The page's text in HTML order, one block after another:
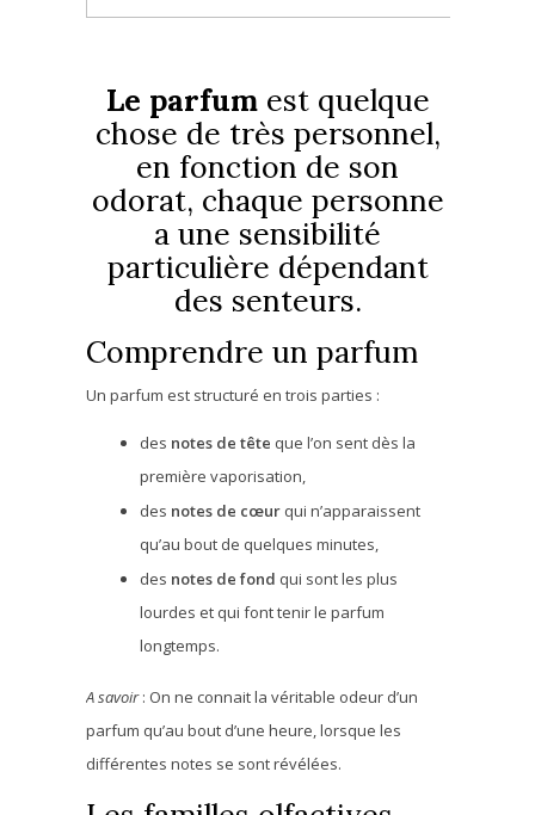
Le parfumest quelque
chose de très personnel,
en fonction de son
odorat, chaque personne
a une sensibilité
particulière dépendant
des senteurs.
Comprendre un parfum
Un parfum est structuré en trois parties :
des notes de tête que l’on sent dès la
première vaporisation,
des notes de cœurqui n’apparaissent
qu’au bout de quelques minutes,
des notes de fond qui sont les plus
lourdes et qui font tenir le parfum
longtemps.
A savoir: On ne connait la véritable odeur d’un
parfum qu’au bout d’une heure, lorsque les
différentes notes se sont révélées.